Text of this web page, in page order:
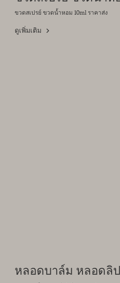
ขวดสเปรย์ ขวดน้ำหอม 10ml ราคาส่ง
ดูเพิ่มเติม
หลอดบาล์ม หลอดลิ